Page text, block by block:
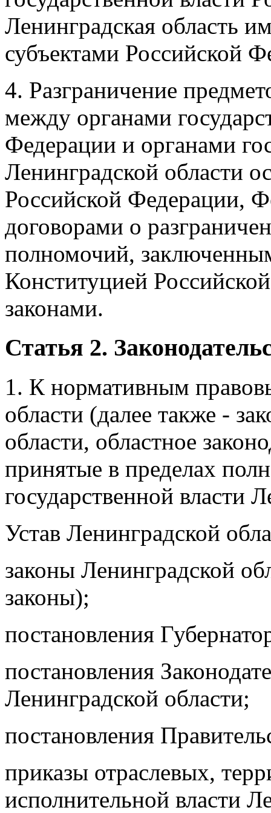
Ленинградская область
субъектами Российской
4. Разграничение
между органами
Федерации и органами
Ленинградской области
Российской Федерации,
договорами о
полномочий,
Конституцией
законами.
Статья 2.
1. К нормативным
области (далее также -
области, областное
принятые в пределах
государственной власти
Устав Ленинградской
законы Ленинградской
законы);
постановления
постановления
Ленинградской области;
постановления
приказы отраслевых,
исполнительной власти